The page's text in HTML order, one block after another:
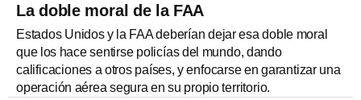
La doble moral de la FAA
Estados Unidos y la FAA deberían dejar esa doble moral
que los hace sentirse policías del mundo, dando
calificaciones a otros países, y enfocarse en garantizar una
operación aérea segura en su propio territorio.